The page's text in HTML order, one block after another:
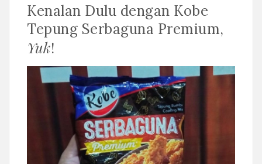
Kenalan Dulu dengan Kobe
Tepung Serbaguna Premium,
Yuk!